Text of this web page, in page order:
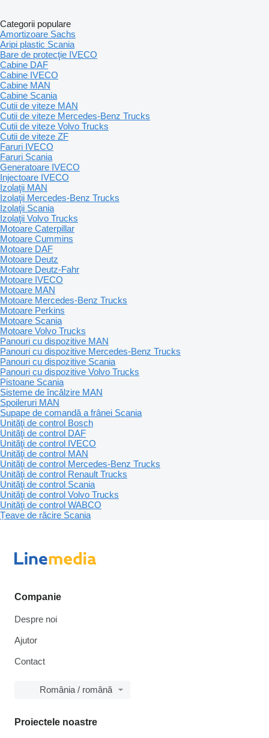
Categorii populare
Amortizoare Sachs
Aripi plastic Scania
Bare de protecţie IVECO
Cabine DAF
Cabine IVECO
Cabine MAN
Cabine Scania
Cutii de viteze MAN
Cutii de viteze Mercedes-Benz Trucks
Cutii de viteze Volvo Trucks
Cutii de viteze ZF
Faruri IVECO
Faruri Scania
Generatoare IVECO
Injectoare IVECO
Izolaţii MAN
Izolaţii Mercedes-Benz Trucks
Izolaţii Scania
Izolaţii Volvo Trucks
Motoare Caterpillar
Motoare Cummins
Motoare DAF
Motoare Deutz
Motoare Deutz-Fahr
Motoare IVECO
Motoare MAN
Motoare Mercedes-Benz Trucks
Motoare Perkins
Motoare Scania
Motoare Volvo Trucks
Panouri cu dispozitive MAN
Panouri cu dispozitive Mercedes-Benz Trucks
Panouri cu dispozitive Scania
Panouri cu dispozitive Volvo Trucks
Pistoane Scania
Sisteme de încălzire MAN
Spoileruri MAN
Supape de comandă a frânei Scania
Unităţi de control Bosch
Unităţi de control DAF
Unităţi de control IVECO
Unităţi de control MAN
Unităţi de control Mercedes-Benz Trucks
Unităţi de control Renault Trucks
Unităţi de control Scania
Unităţi de control Volvo Trucks
Unităţi de control WABCO
Țeave de răcire Scania
Companie
Despre noi
Ajutor
Contact
România / română
Proiectele noastre